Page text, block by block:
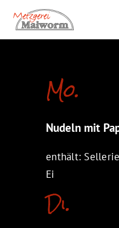
Inhalt
springen
Lieferung & Catering
Metzgerei
Mo.
Nudeln mit
enthält:
Ei
Di.